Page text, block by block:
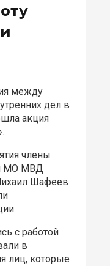
между
дел в
акция
члены
МО МВД
Шафеев
с работой
в
лиц, которые